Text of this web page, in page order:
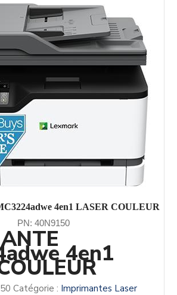
4en1 LASER COULEUR
PN: 40N9150
4en1
Catégorie : Imprimantes Laser